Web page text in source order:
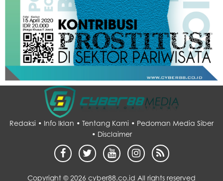
Redaksi • Info Iklan • Tentang Kami • Pedoman Media Siber
• Disclaimer
Copyright ©2026 cyber88.co.id All rights reserved